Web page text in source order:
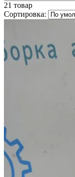
21 товар
Сортировка: